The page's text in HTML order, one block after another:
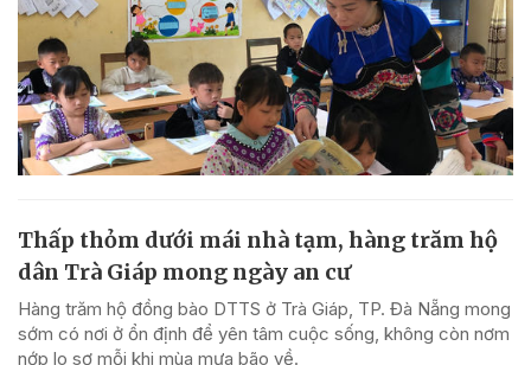
Thấp thỏm dưới mái nhà tạm, hàng trăm hộ
dân Trà Giáp mong ngày an cư
Hàng trăm hộ đồng bào DTTS ở Trà Giáp, TP. Đà Nẵng mong
sớm có nơi ở ổn định để yên tâm cuộc sống, không còn nơm
nớp lo sợ mỗi khi mùa mưa bão về.